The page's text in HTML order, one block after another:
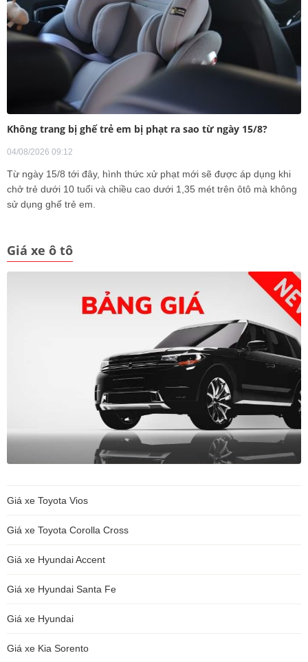
Không trang bị ghế trẻ em bị phạt ra sao từ ngày 15/8?
04/08/2026 09:12
Từ ngày 15/8 tới đây, hình thức xử phạt mới sẽ được áp dụng khi
chở trẻ dưới 10 tuổi và chiều cao dưới 1,35 mét trên ôtô mà không
sử dụng ghế trẻ em.
Giá xe ô tô
Giá xe Toyota Vios
Giá xe Toyota Corolla Cross
Giá xe Hyundai Accent
Giá xe Hyundai Santa Fe
Giá xe Hyundai
Giá xe Kia Sorento